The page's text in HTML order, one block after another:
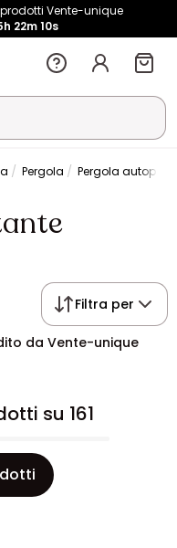
Vente-unique
22m 08s
Pergola Pergola
Filtra per
da Vente-unique
su 161